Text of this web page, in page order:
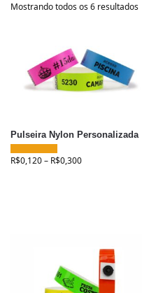
Mostrando todos os 6 resultados
Pulseira Nylon Personalizada
R$0,120– R$0,300